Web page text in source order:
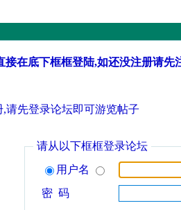
接在底下框框登陆,如还没注册请先
请先登录论坛即可游览帖子
请从以下框框登录论坛
用户名
密 码